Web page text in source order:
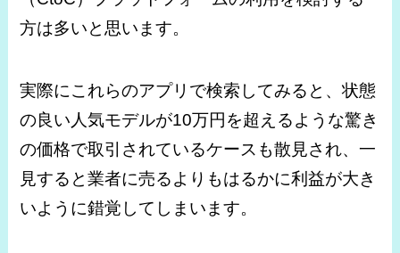
方は多いと思います。
実際にこれらのアプリで検索してみると、状態
の良い人気モデルが10万円を超えるような驚き
の価格で取引されているケースも散見され、一
見すると業者に売るよりもはるかに利益が大き
いように錯覚してしまいます。